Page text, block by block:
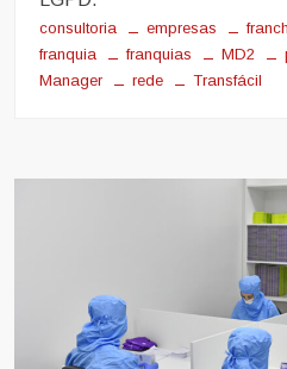
consultoria empresas
franquia
franquias MD2
Manager
rede Transfácil